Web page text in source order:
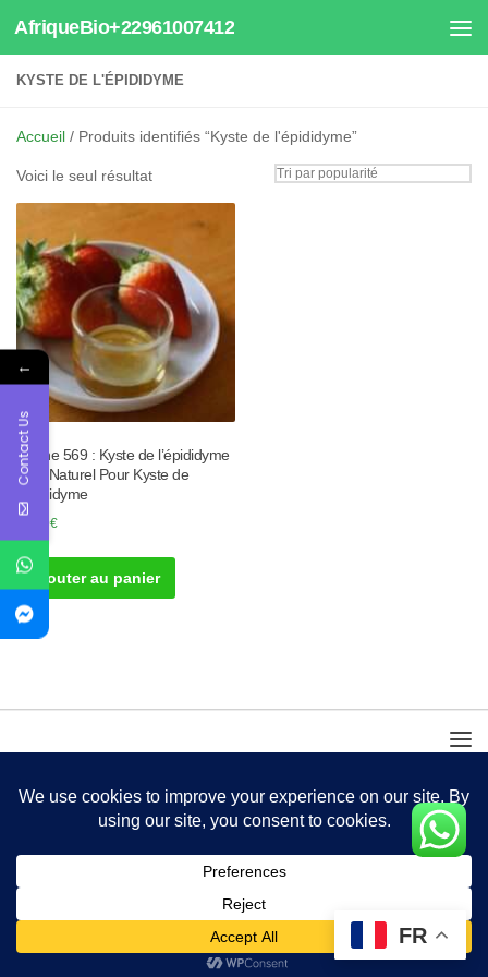
Au dessous du contenu
AfriqueBio+22961007412
KYSTE DE L'ÉPIDIDYME
Accueil / Produits identifiés “Kyste de l'épididyme”
Voici le seul résultat
Tisane 569 : Kyste de l’épididyme
Soin Naturel Pour Kyste de
l’épididyme
40.00€
Ajouter au panier
FR
←
Contact Us